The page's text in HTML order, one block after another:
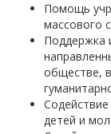
Помощь
массового
Поддержка
обществе,
детей и